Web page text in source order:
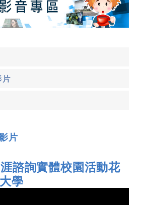
片
片
諮詢實體校園活動花
學